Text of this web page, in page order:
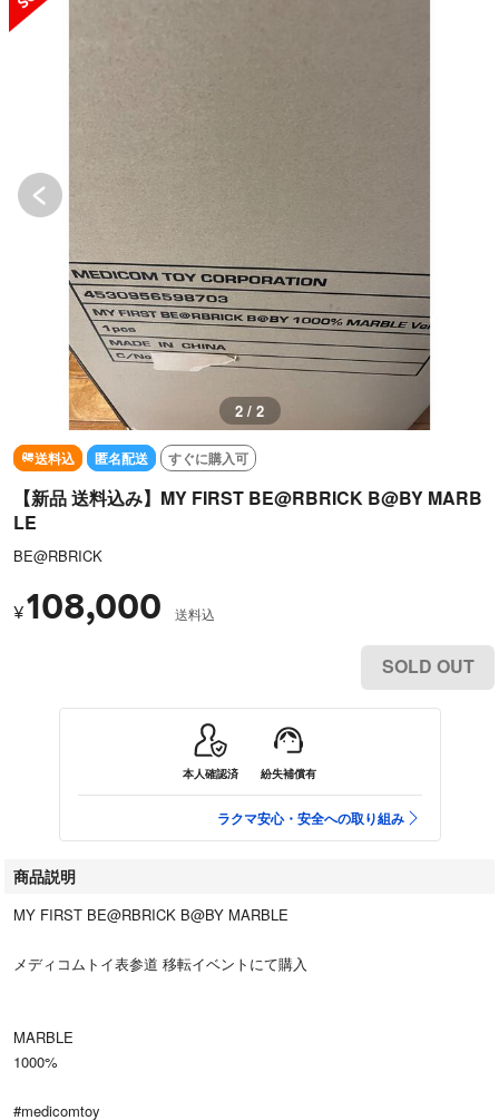
1 / 2
送料込 匿名配送 すぐに購入可
【新品 送料込み】MY FIRST BE@RBRICK B@BY MARB
LE
BE@RBRICK
¥108,000 送料込
SOLD OUT
本人確認済 紛失補償有
ラクマ安心・安全への取り組み
商品説明
MY FIRST BE@RBRICK B@BY MARBLE
メディコムトイ表参道 移転イベントにて購入
MARBLE
1000%
#medicomtoy